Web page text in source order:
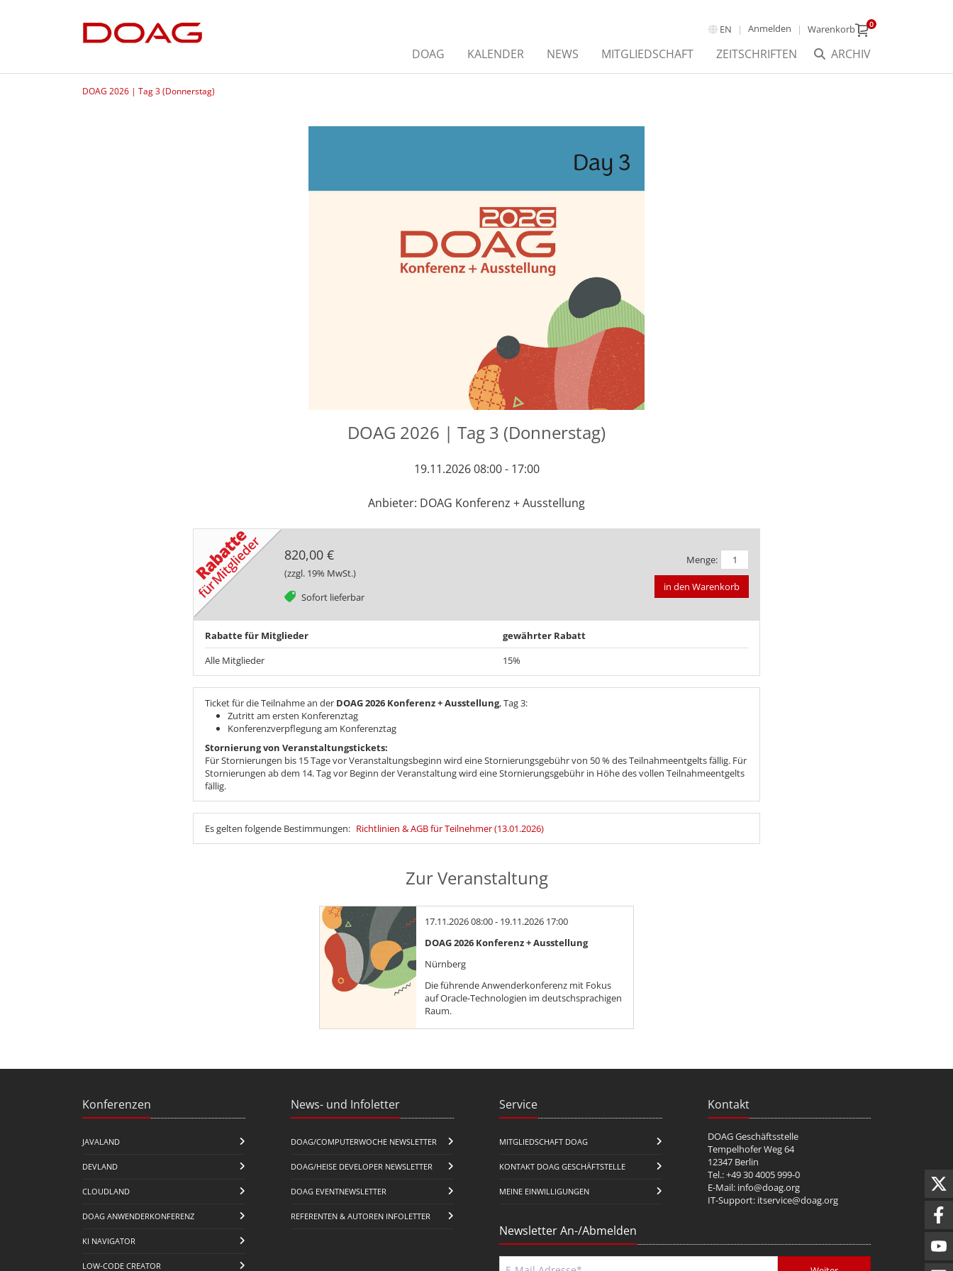
EN Anmelden Warenkorb 0
ARCHIV
DOAG KALENDER NEWS MITGLIEDSCHAFT ZEITSCHRIFTEN
DOAG 2026 | Tag 3 (Donnerstag)
DOAG 2026 | Tag 3 (Donnerstag)
19.11.2026 08:00 - 17:00
Anbieter: DOAG Konferenz + Ausstellung
820,00 €
(zzgl. 19% MwSt.)
Sofort lieferbar
tag
Menge:
in den Warenkorb
Rabatte für Mitglieder
gewährter Rabatt
Alle Mitglieder
15%
Ticket für die Teilnahme an der DOAG 2026 Konferenz + Ausstellung, Tag 3:
Zutritt am ersten Konferenztag
Konferenzverpflegung am Konferenztag
Stornierung von Veranstaltungstickets:
Für Stornierungen bis 15 Tage vor Veranstaltungsbeginn wird eine Stornierungsgebühr von 50 % des Teilnahmeentgelts fällig. Für
Stornierungen ab dem 14. Tag vor Beginn der Veranstaltung wird eine Stornierungsgebühr in Höhe des vollen Teilnahmeentgelts
fällig.
Es gelten folgende Bestimmungen: Richtlinien & AGB für Teilnehmer (13.01.2026)
Zur Veranstaltung
17.11.2026 08:00 - 19.11.2026 17:00
DOAG 2026 Konferenz + Ausstellung
Nürnberg
Die führende Anwenderkonferenz mit Fokus
auf Oracle-Technologien im deutschsprachigen
Raum.
Konferenzen
JAVALAND
DEVLAND
CLOUDLAND
DOAG ANWENDERKONFERENZ
KI NAVIGATOR
LOW-CODE CREATOR
News- und Infoletter
DOAG/COMPUTERWOCHE NEWSLETTER
DOAG/HEISE DEVELOPER NEWSLETTER
DOAG EVENTNEWSLETTER
REFERENTEN & AUTOREN INFOLETTER
Service
MITGLIEDSCHAFT DOAG
KONTAKT DOAG GESCHÄFTSTELLE
MEINE EINWILLIGUNGEN
Kontakt
DOAG Geschäftsstelle
Tempelhofer Weg 64
12347 Berlin
Tel.: +49 30 4005 999-0
E-Mail: info@doag.org
IT-Support: itservice@doag.org
Newsletter An-/Abmelden